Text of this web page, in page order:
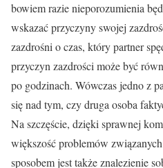
bowiem razie nieporozumienia
wskazać przyczyny swojej
zazdrośni o czas, który partner
przyczyn zazdrości może być
po godzinach. Wówczas jedno z
się nad tym, czy druga osoba
Na szczęście, dzięki sprawnej
większość problemów
sposobem jest także znalezienie